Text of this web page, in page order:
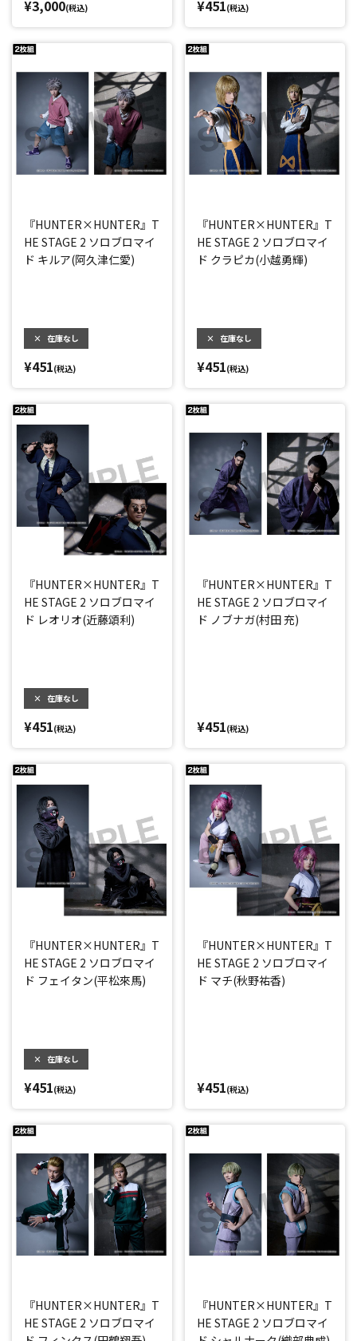
¥3,000(税込) ¥451(税込)
『HUNTER×HUNTER』T
HE STAGE 2 ソロブロマイ
ド キルア(阿久津仁愛)
× 在庫なし
¥451(税込)
『HUNTER×HUNTER』T
HE STAGE 2 ソロブロマイ
ド クラピカ(小越勇輝)
× 在庫なし
¥451(税込)
『HUNTER×HUNTER』T
HE STAGE 2 ソロブロマイ
ド レオリオ(近藤頌利)
× 在庫なし
¥451(税込)
『HUNTER×HUNTER』T
HE STAGE 2 ソロブロマイ
ド ノブナガ(村田 充)
¥451(税込)
『HUNTER×HUNTER』T
HE STAGE 2 ソロブロマイ
ド フェイタン(平松來馬)
× 在庫なし
¥451(税込)
『HUNTER×HUNTER』T
HE STAGE 2 ソロブロマイ
ド マチ(秋野祐香)
¥451(税込)
『HUNTER×HUNTER』T
HE STAGE 2 ソロブロマイ
『HUNTER×HUNTER』T
HE STAGE 2 ソロブロマイ